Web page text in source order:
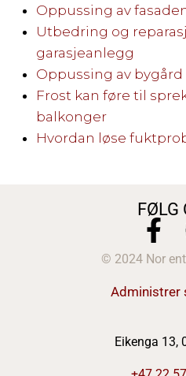
Oppussing av
Utbedring og
garasjeanlegg
Oppussing av
Frost kan føre til
balkonger
Hvordan løse
FØLG
© 2024 Nor
Administrer
Eikenga 13,